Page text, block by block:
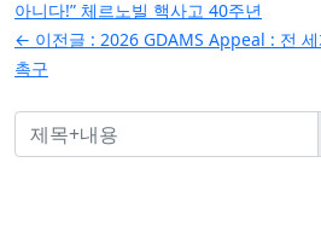
탐
색
아니다!” 체르노빌 핵사고 40주년
← 이전글 : 2026 GDAMS Appeal : 전
촉구